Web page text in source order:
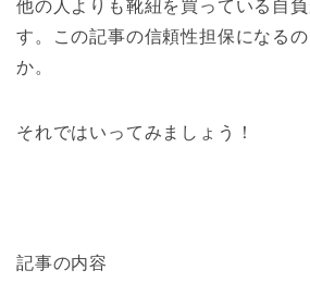
他の人よりも靴紐を買っている自
す。この記事の信頼性担保になる
か。
それではいってみましょう！
記事の内容